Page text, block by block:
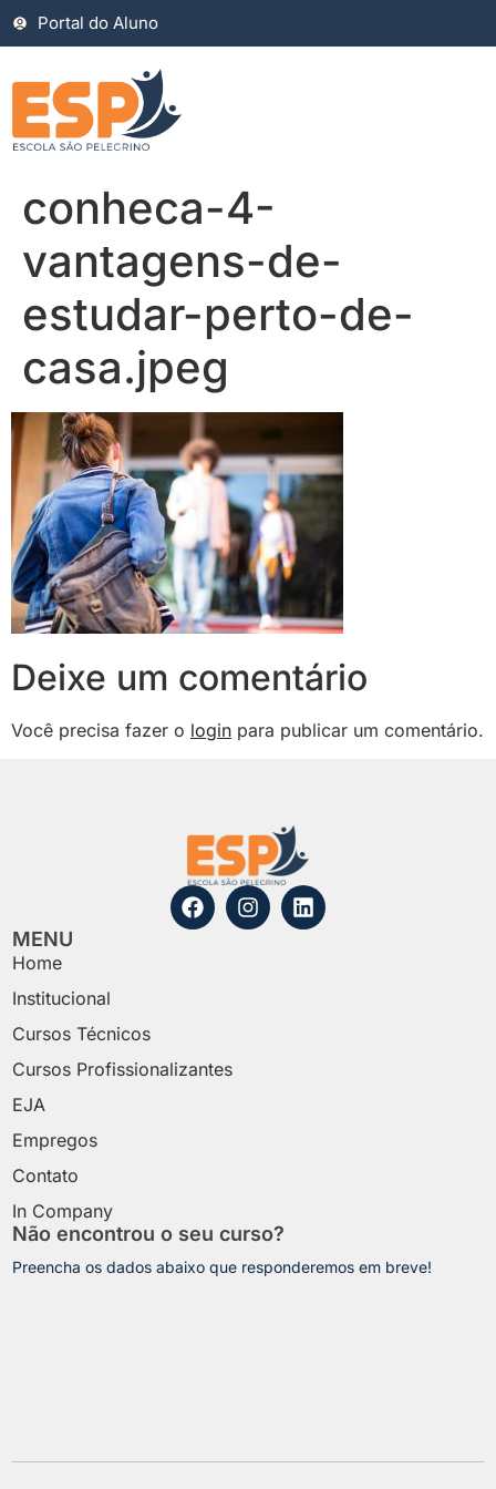
Portal do Aluno
conheca-4-
vantagens-de-
estudar-perto-de-
casa.jpeg
Deixe um comentário
Você precisa fazer o login para publicar um comentário.
MENU
Home
Institucional
Cursos Técnicos
Cursos Profissionalizantes
EJA
Empregos
Contato
In Company
Não encontrou o seu curso?
Preencha os dados abaixo que responderemos em breve!